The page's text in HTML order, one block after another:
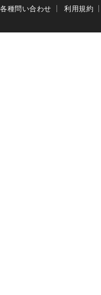
各種問い合わせ
利用規約